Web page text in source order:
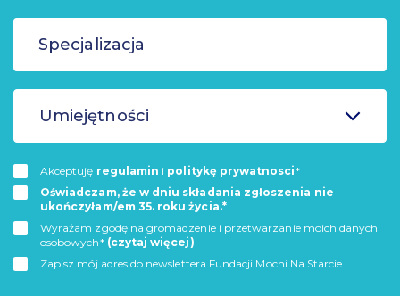
Umiejętności
Akceptuję regulamin i politykę prywatnosci*
Oświadczam, że w dniu składania zgłoszenia nie
ukończyłam/em 35. roku życia.*
Wyrażam zgodę na gromadzenie i przetwarzanie moich danych
osobowych* (czytaj więcej)
Zapisz mój adres do newslettera Fundacji Mocni Na Starcie